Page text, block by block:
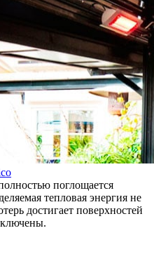
поглощается
тепловая энергия не
достигает поверхностей